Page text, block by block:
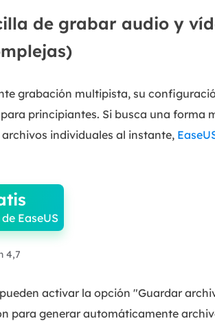
de grabar audio y
grabación multipista, su
principiantes. Si busca una forma
individuales al instante,
EaseUS
4,7
activar la opción "Guardar
para generar automáticamente